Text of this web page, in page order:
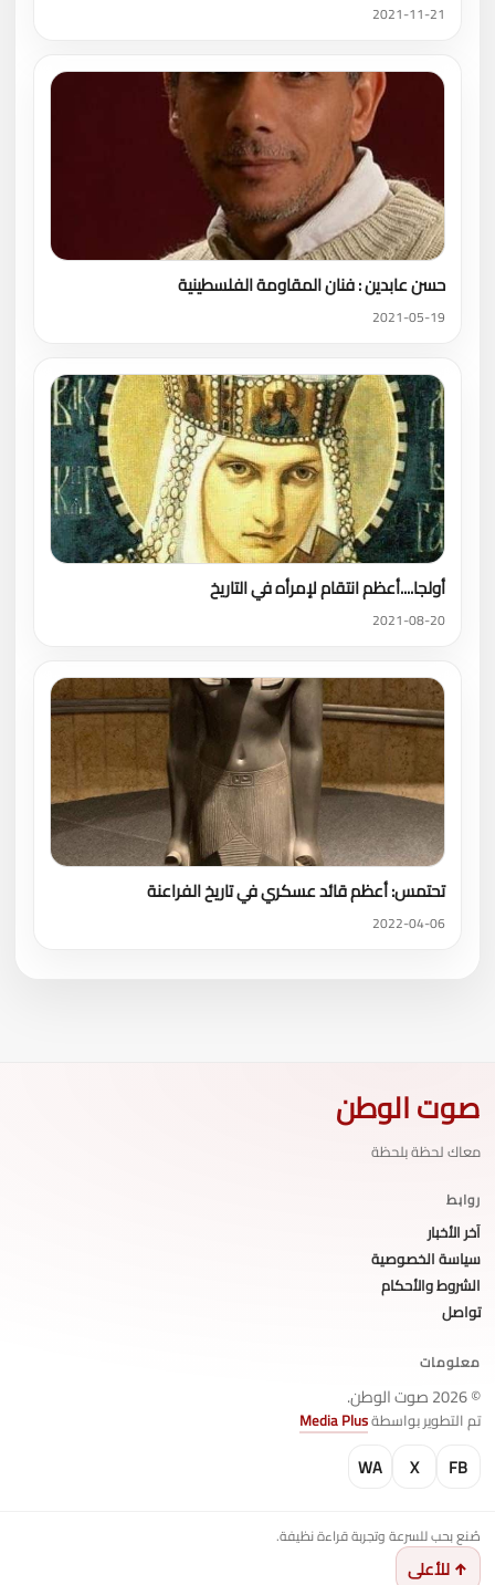
2021-11-21
حسن عابدين : فنان المقاومة الفلسطينية
2021-05-19
أولجا....أعظم انتقام لإمرأه في التاريخ
2021-08-20
تحتمس: أعظم قائد عسكري في تاريخ الفراعنة
2022-04-06
صوت الوطن
معاك لحظة بلحظة
روابط
آخر الأخبار
سياسة الخصوصية
الشروط والأحكام
تواصل
معلومات
© 2026 صوت الوطن.
تم التطوير بواسطةMedia Plus
FB
X
WA
صُنع بحب للسرعة وتجربة قراءة نظيفة.
↑ للأعلى